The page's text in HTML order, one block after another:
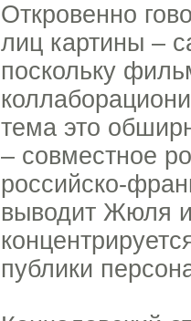
Откровенно
лиц картины –
поскольку
тема это
– совместное
российско-
выводит Жюля
публики